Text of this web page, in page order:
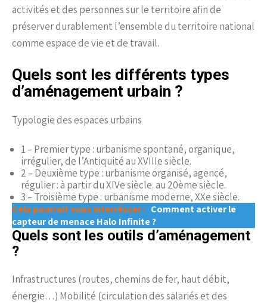
activités et des personnes sur le territoire afin de
préserver durablement l’ensemble du territoire national
comme espace de vie et de travail.
Quels sont les différents types
d’aménagement urbain ?
Typologie des espaces urbains
1 – Premier type : urbanisme spontané, organique,
irrégulier, de l’Antiquité au XVIIIe siècle.
2 – Deuxième type : urbanisme organisé, agencé,
régulier : à partir du XIVe siècle. au 20ème siècle.
3 – Troisième type : urbanisme moderne, XXe siècle.
Cela pourrait vous interrésser : Comment activer le
capteur de menace Halo Infinite ?
Quels sont les outils d’aménagement
?
Infrastructures (routes, chemins de fer, haut débit,
énergie…) Mobilité (circulation des salariés et des